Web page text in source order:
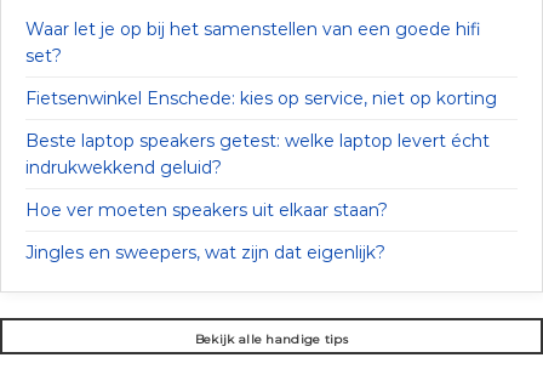
Waar let je op bij het samenstellen van een goede hifi
set?
Fietsenwinkel Enschede: kies op service, niet op korting
Beste laptop speakers getest: welke laptop levert écht
indrukwekkend geluid?
Hoe ver moeten speakers uit elkaar staan?
Jingles en sweepers, wat zijn dat eigenlijk?
Bekijk alle handige tips